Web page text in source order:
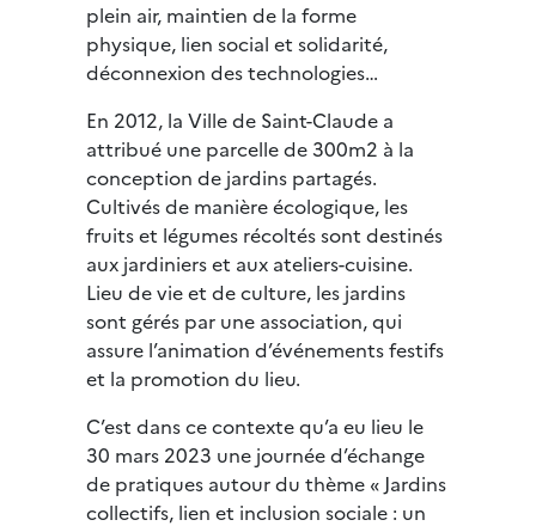
plein air, maintien de la forme
physique, lien social et solidarité,
déconnexion des technologies…
En 2012, la Ville de Saint-Claude a
attribué une parcelle de 300m2 à la
conception de jardins partagés.
Cultivés de manière écologique, les
fruits et légumes récoltés sont destinés
aux jardiniers et aux ateliers-cuisine.
Lieu de vie et de culture, les jardins
sont gérés par une association, qui
assure l’animation d’événements festifs
et la promotion du lieu.
C’est dans ce contexte qu’a eu lieu le
30 mars 2023 une journée d’échange
de pratiques autour du thème « Jardins
collectifs, lien et inclusion sociale : un